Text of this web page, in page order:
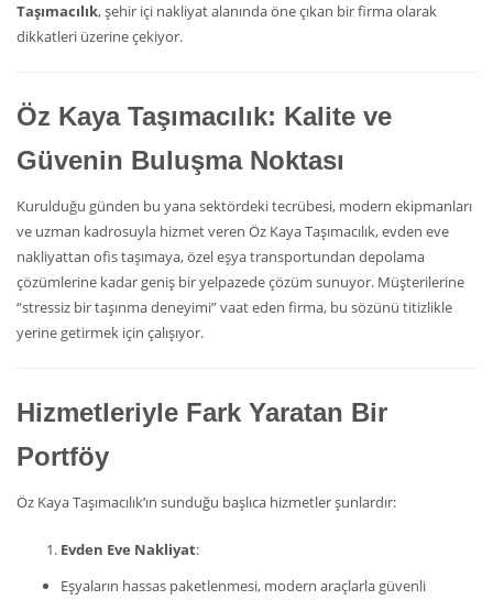
Taşımacılık, şehir içi nakliyat alanında öne çıkan bir firma olarak
dikkatleri üzerine çekiyor.
Öz Kaya Taşımacılık: Kalite ve
Güvenin Buluşma Noktası
Kurulduğu günden bu yana sektördeki tecrübesi, modern ekipmanları
ve uzman kadrosuyla hizmet veren Öz Kaya Taşımacılık, evden eve
nakliyattan ofis taşımaya, özel eşya transportundan depolama
çözümlerine kadar geniş bir yelpazede çözüm sunuyor. Müşterilerine
“stressiz bir taşınma deneyimi” vaat eden firma, bu sözünü titizlikle
yerine getirmek için çalışıyor.
Hizmetleriyle Fark Yaratan Bir
Portföy
Öz Kaya Taşımacılık’ın sunduğu başlıca hizmetler şunlardır:
Evden Eve Nakliyat:
Eşyaların hassas paketlenmesi, modern araçlarla güvenli